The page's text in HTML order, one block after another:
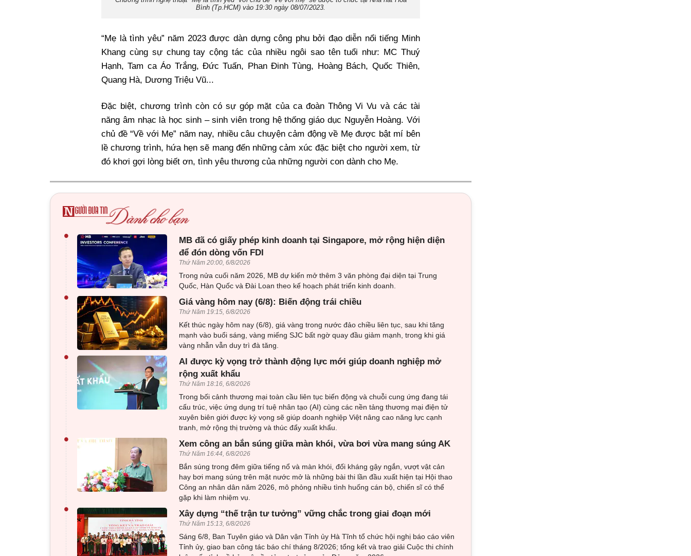
Bình (Tp.HCM) vào 19:30 ngày 08/07/2023.
“Mẹ là tình yêu” năm 2023 được dàn dựng công phu bởi đạo diễn nổi tiếng Minh
Khang cùng sự chung tay cộng tác của nhiều ngôi sao tên tuổi như: MC Thuý
Hạnh, Tam ca Áo Trắng, Đức Tuấn, Phan Đinh Tùng, Hoàng Bách, Quốc Thiên,
Quang Hà, Dương Triệu Vũ...
Đặc biệt, chương trình còn có sự góp mặt của ca đoàn Thông Vi Vu và các tài
năng âm nhạc là học sinh – sinh viên trong hệ thống giáo dục Nguyễn Hoàng. Với
chủ đề “Về với Mẹ” năm nay, nhiều câu chuyện cảm động về Mẹ được bật mí bên
lề chương trình, hứa hẹn sẽ mang đến những cảm xúc đặc biệt cho người xem, từ
đó khơi gợi lòng biết ơn, tình yêu thương của những người con dành cho Mẹ.
•
MB đã có giấy phép kinh doanh tại Singapore, mở rộng hiện diện
để đón dòng vốn FDI
Thứ Năm 20:00, 6/8/2026
Trong nửa cuối năm 2026, MB dự kiến mở thêm 3 văn phòng đại diện tại Trung
Quốc, Hàn Quốc và Đài Loan theo kế hoạch phát triển kinh doanh.
• Giá vàng hôm nay (6/8): Biến động trái chiều
Thứ Năm 19:15, 6/8/2026
Kết thúc ngày hôm nay (6/8), giá vàng trong nước đảo chiều liên tục, sau khi tăng
mạnh vào buổi sáng, vàng miếng SJC bất ngờ quay đầu giảm mạnh, trong khi giá
vàng nhẫn vẫn duy trì đà tăng.
•
AI được kỳ vọng trở thành động lực mới giúp doanh nghiệp mở
rộng xuất khẩu
Thứ Năm 18:16, 6/8/2026
Trong bối cảnh thương mại toàn cầu liên tục biến động và chuỗi cung ứng đang tái
cấu trúc, việc ứng dụng trí tuệ nhân tạo (AI) cùng các nền tảng thương mại điện tử
xuyên biên giới được kỳ vọng sẽ giúp doanh nghiệp Việt nâng cao năng lực cạnh
tranh, mở rộng thị trường và thúc đẩy xuất khẩu.
• Xem công an bắn súng giữa màn khói, vừa bơi vừa mang súng AK
Thứ Năm 16:44, 6/8/2026
Bắn súng trong đêm giữa tiếng nổ và màn khói, đối kháng gậy ngắn, vượt vật cản
hay bơi mang súng trên mặt nước mở là những bài thi lần đầu xuất hiện tại Hội thao
Công an nhân dân năm 2026, mô phỏng nhiều tình huống cán bộ, chiến sĩ có thể
gặp khi làm nhiệm vụ.
• Xây dựng “thế trận tư tưởng” vững chắc trong giai đoạn mới
Thứ Năm 15:13, 6/8/2026
Sáng 6/8, Ban Tuyên giáo và Dân vận Tỉnh ủy Hà Tĩnh tổ chức hội nghị báo cáo viên
Tỉnh ủy, giao ban công tác báo chí tháng 8/2026; tổng kết và trao giải Cuộc thi chính